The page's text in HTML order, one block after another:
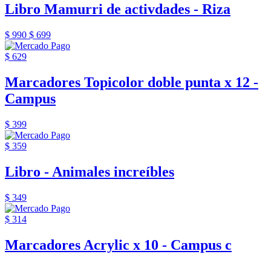
Libro Mamurri de activdades - Riza
$ 990 $ 699
$ 629
Marcadores Topicolor doble punta x 12 -
Campus
$ 399
$ 359
Libro - Animales increíbles
$ 349
$ 314
Marcadores Acrylic x 10 - Campus c